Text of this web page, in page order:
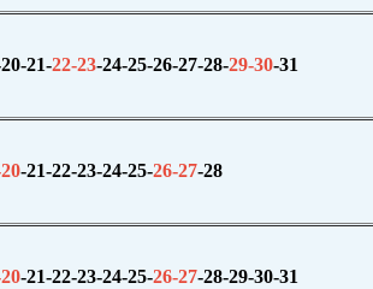
20-21-22-23-24-25-26-27-28-29-30-31
-21-22-23-24-25-26-27-28
20-21-22-23-24-25-26-27-28-29-30-31